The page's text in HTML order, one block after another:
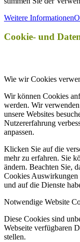
Weitere Informationen
Cookie- und
Wie wir Cookies
Wir können Cookies
werden. Wir
unsere Websites
Nutzererfahrung
anpassen.
Klicken Sie auf die
mehr zu erfahren. Sie
ändern. Beachten Sie,
Cookies Auswirkungen
und auf die Dienste
Notwendige Website
Diese Cookies sind
Webseite verfügbaren
stellen.